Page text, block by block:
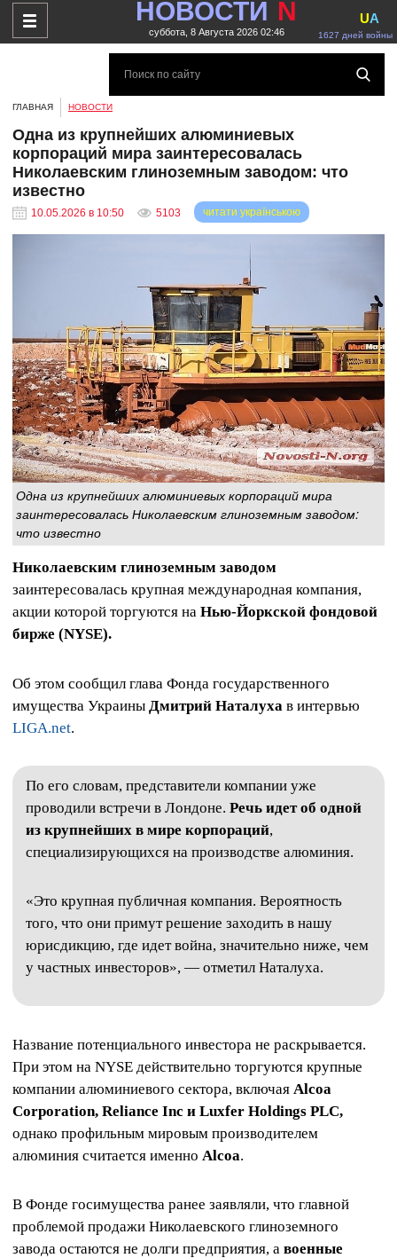
НОВОСТИ N
суббота, 8 Августа 2026 02:46 1627 дней войны
UA
ГЛАВНАЯ НОВОСТИ
Одна из крупнейших алюминиевых
корпораций мира заинтересовалась
Николаевским глиноземным заводом: что
известно
10.05.2026 в 10:50 5103 читати українською
Одна из крупнейших алюминиевых корпораций мира
заинтересовалась Николаевским глиноземным заводом:
что известно
Николаевским глиноземным заводом
заинтересовалась крупная международная компания,
акции которой торгуются на Нью-Йоркской фондовой
бирже (NYSE).
Об этом сообщил глава Фонда государственного
имущества Украины Дмитрий Наталуха в интервью
LIGA.net.
По его словам, представители компании уже
проводили встречи в Лондоне. Речь идет об одной
из крупнейших в мире корпораций,
специализирующихся на производстве алюминия.
«Это крупная публичная компания. Вероятность
того, что они примут решение заходить в нашу
юрисдикцию, где идет война, значительно ниже, чем
у частных инвесторов», — отметил Наталуха.
Название потенциального инвестора не раскрывается.
При этом на NYSE действительно торгуются крупные
компании алюминиевого сектора, включая Alcoa
Corporation, Reliance Inc и Luxfer Holdings PLC,
однако профильным мировым производителем
алюминия считается именно Alcoa.
В Фонде госимущества ранее заявляли, что главной
проблемой продажи Николаевского глиноземного
завода остаются не долги предприятия, а военные